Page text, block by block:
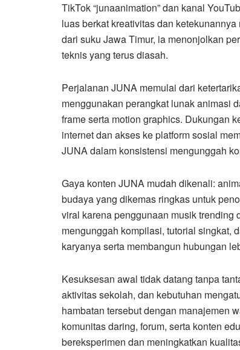
TikTok “junaanimation” dan kanal
luas berkat kreativitas dan
dari suku Jawa Timur, ia menonjolkan
teknis yang terus diasah.
Perjalanan JUNA memulai dari
menggunakan perangkat lunak animasi
frame serta motion graphics. Dukungan
internet dan akses ke platform sosial
JUNA dalam konsistensi mengunggah
Gaya konten JUNA mudah dikenali:
budaya yang dikemas ringkas untuk
viral karena penggunaan musik trending
mengunggah kompilasi, tutorial singkat,
karyanya serta membangun hubungan
Kesuksesan awal tidak datang tanpa
aktivitas sekolah, dan kebutuhan
hambatan tersebut dengan manajemen
komunitas daring, forum, serta konten
bereksperimen dan meningkatkan